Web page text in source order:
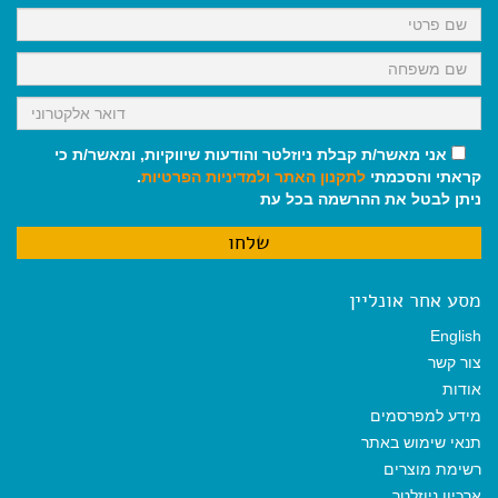
k
p
m
אני מאשר/ת קבלת ניוזלטר והודעות שיווקיות, ומאשר/ת כי
קראתי והסכמתי לתקנון האתר ולמדיניות הפרטיות.
ניתן לבטל את ההרשמה בכל עת
מסע אחר אונליין
English
צור קשר
אודות
מידע למפרסמים
תנאי שימוש באתר
רשימת מוצרים